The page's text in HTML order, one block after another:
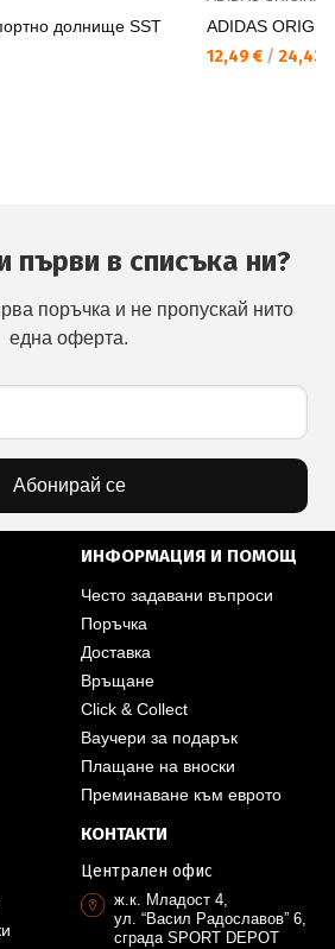
долнище SST ADIDAS
12,49 € / 24,43
първи в списъка ни?
поръчка и не пропускай нито
една оферта.
Абонирай се
ИНФОРМАЦИЯ И ПОМОЩ
Често задавани въпроси
Поръчка
Доставка
Връщане
Click & Collect
Ваучери за подарък
Плащане на вноски
Преминаване към еврото
КОНТАКТИ
Централен офис
ж.к. Младост 4,
ул. “Васил Радославов” 6,
сграда SPORT DEPOT